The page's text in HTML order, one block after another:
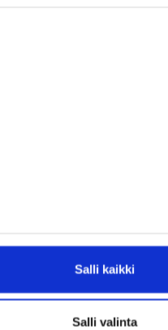
Salli kaikki
Salli valinta
kun lapsi
on